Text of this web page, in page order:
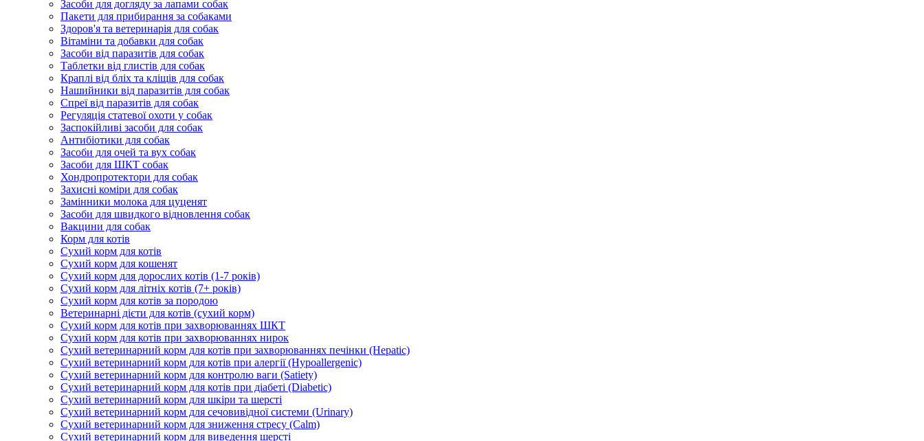
Засоби для догляду за лапами собак
Пакети для прибирання за собаками
Здоров'я та ветеринарія для собак
Вітаміни та добавки для собак
Засоби від паразитів для собак
Таблетки від глистів для собак
Краплі від бліх та кліщів для собак
Нашийники від паразитів для собак
Спреї від паразитів для собак
Регуляція статевої охоти у собак
Заспокійливі засоби для собак
Антибіотики для собак
Засоби для очей та вух собак
Засоби для ШКТ собак
Хондропротектори для собак
Захисні коміри для собак
Замінники молока для цуценят
Засоби для швидкого відновлення собак
Вакцини для собак
Корм для котів
Сухий корм для котів
Сухий корм для кошенят
Сухий корм для дорослих котів (1-7 років)
Сухий корм для літніх котів (7+ років)
Сухий корм для котів за породою
Ветеринарні дієти для котів (сухий корм)
Сухий корм для котів при захворюваннях ШКТ
Сухий корм для котів при захворюваннях нирок
Сухий ветеринарний корм для котів при захворюваннях печінки (Hepatic)
Сухий ветеринарний корм для котів при алергії (Hypoallergenic)
Сухий ветеринарний корм для контролю ваги (Satiety)
Сухий ветеринарний корм для котів при діабеті (Diabetic)
Сухий ветеринарний корм для шкіри та шерсті
Сухий ветеринарний корм для сечовивідної системи (Urinary)
Сухий ветеринарний корм для зниження стресу (Calm)
Сухий ветеринарний корм для виведення шерсті